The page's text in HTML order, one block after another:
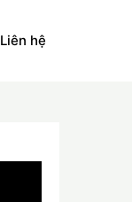
Liên hệ